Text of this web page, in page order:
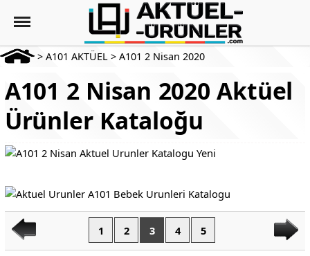
> A101 AKTÜEL > A101 2 Nisan 2020
A101 2 Nisan 2020 Aktüel
Ürünler Kataloğu
1 2 3 4 5